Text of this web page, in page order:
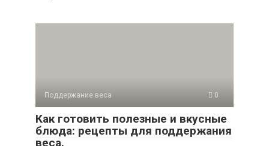
Поддержание веса 0
Как готовить полезные и вкусные
блюда: рецепты для поддержания
веса.